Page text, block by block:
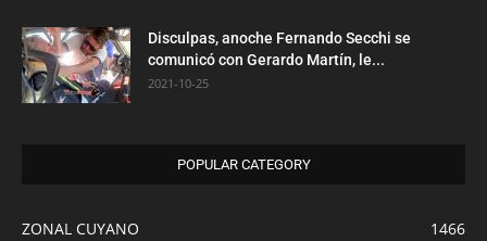
Disculpas, anoche Fernando Secchi se
comunicó con Gerardo Martín, le...
2021-10-25
POPULAR CATEGORY
ZONAL CUYANO
1466